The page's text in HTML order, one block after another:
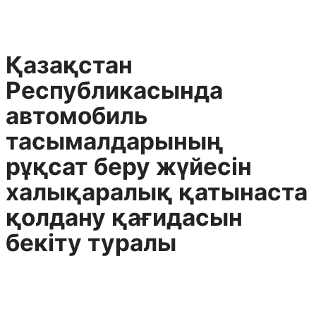
Қазақстан
Республикасында
автомобиль
тасымалдарының
рұқсат беру жүйесін
халықаралық қатынаста
қолдану қағидасын
бекіту туралы